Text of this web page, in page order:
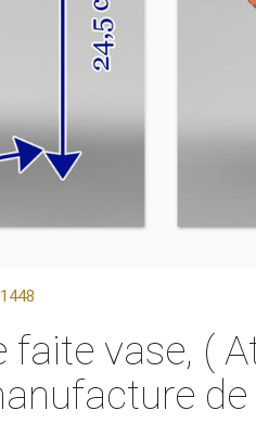
faite vase, (
de